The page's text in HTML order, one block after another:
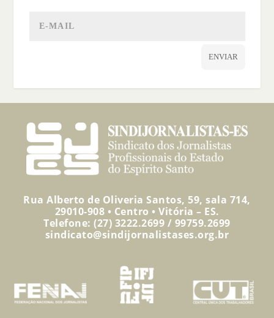
ENVIAR
Rua Alberto de Oliveria Santos, 59, sala 714,
29010-908 • Centro • Vitória – ES.
Telefone: (27) 3222.2699 / 99759.2699
sindicato@sindijornalistases.org.br